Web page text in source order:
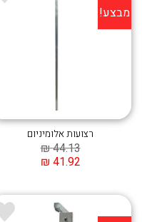
מבצע!
רצועות אלומיניום
44.13
₪
41.92
₪